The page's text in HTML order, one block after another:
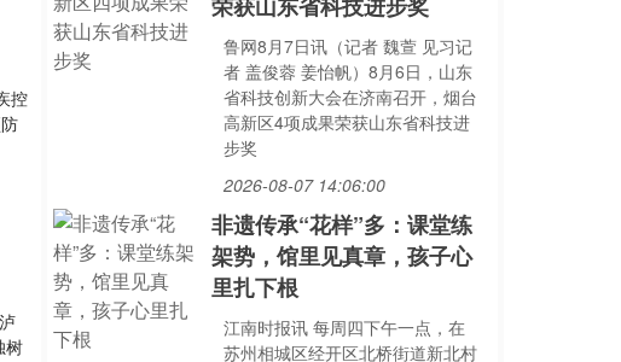
控
树
鲁网8月7日讯（记者 魏萱 见习记
者 盖俊蓉 姜怡帆）8月6日，山东
省科技创新大会在济南召开，烟台
高新区4项成果荣获山东省科技进
步奖
2026-08-07 14:06:00
非遗传承“花样”多：课堂练
架势，馆里见真章，孩子心
里扎下根
江南时报讯 每周四下午一点，在
苏州相城区经开区北桥街道新北村